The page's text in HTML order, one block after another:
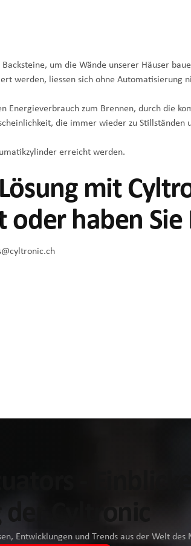
um die Wände unserer Häuser
werden, liessen sich ohne Automatisierung
zum Brennen, durch die
die immer wieder zu Stillständen
erreicht werden.
mit
haben Sie
der Cyltronic
Entwicklungen und Trends aus der Welt des